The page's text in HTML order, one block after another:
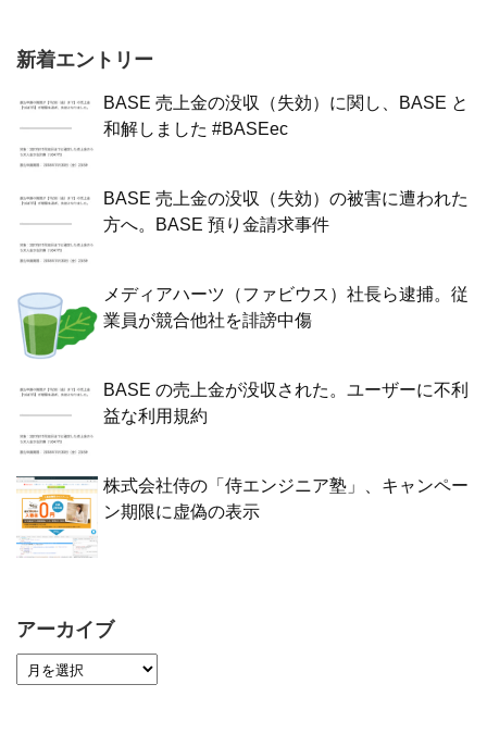
新着エントリー
BASE 売上金の没収（失効）に関し、BASE と
和解しました #BASEec
BASE 売上金の没収（失効）の被害に遭われた
方へ。BASE 預り金請求事件
メディアハーツ（ファビウス）社長ら逮捕。従
業員が競合他社を誹謗中傷
BASE の売上金が没収された。ユーザーに不利
益な利用規約
株式会社侍の「侍エンジニア塾」、キャンペー
ン期限に虚偽の表示
アーカイブ